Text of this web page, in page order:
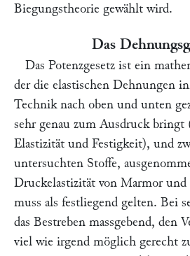
Biegungstheorie gewählt wird.
Das
Das Potenzgesetz ist ein
der die elastischen Dehnungen
Technik nach oben und unten
sehr genau zum Ausdruck bringt
Elastizität und Festigkeit), und
untersuchten Stoffe,
Druckelastizität von Marmor und
muss als festliegend gelten. Bei
das Bestreben massgebend, den
viel wie irgend möglich gerecht